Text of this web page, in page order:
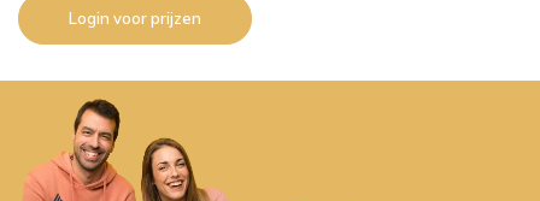
Login voor prijzen